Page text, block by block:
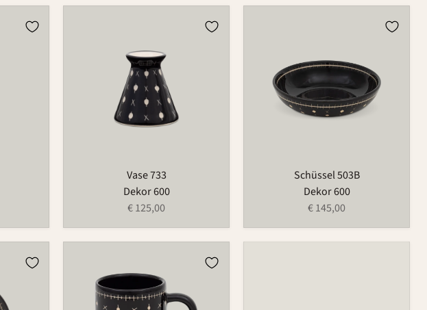
Vase 733
Dekor 600
€ 125,00
Schüssel 503B
Dekor 600
€ 145,00